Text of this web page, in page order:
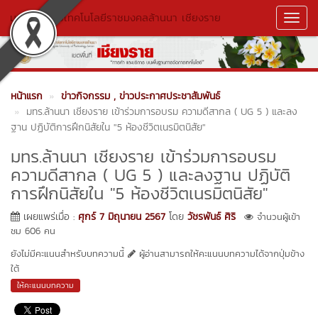
มหาวิทยาลัยเทคโนโลยีราชมงคลล้านนา เชียงราย
หน้าแรก ข่าวกิจกรรม , ข่าวประกาศประชาสัมพันธ์
มทร.ล้านนา เชียงราย เข้าร่วมการอบรม ความดีสากล ( UG 5 ) และลง
ฐาน ปฏิบัติการฝึกนิสัยใน "5 ห้องชีวิตเนรมิตนิสัย"
มทร.ล้านนา เชียงราย เข้าร่วมการอบรม
ความดีสากล ( UG 5 ) และลงฐาน ปฏิบัติ
การฝึกนิสัยใน "5 ห้องชีวิตเนรมิตนิสัย"
เผยแพร่เมื่อ : ศุกร์ 7 มิถุนายน 2567 โดย วัชรพันธ์ ศิริ
จำนวนผู้เข้า
ชม 606 คน
ยังไม่มีคะแนนสำหรับบทความนี้
ผู้อ่านสามารถให้คะแนนบทความได้จากปุ่มข้าง
ใต้
ให้คะแนนบทความ